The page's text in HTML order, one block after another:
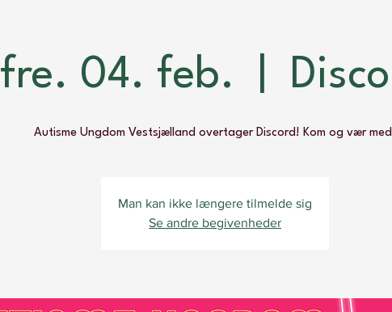
fre. 04. feb.
Autisme Ungdom Vestsjælland overtager Discord! Kom og vær
Man kan ikke længere tilmelde sig
Se andre begivenheder